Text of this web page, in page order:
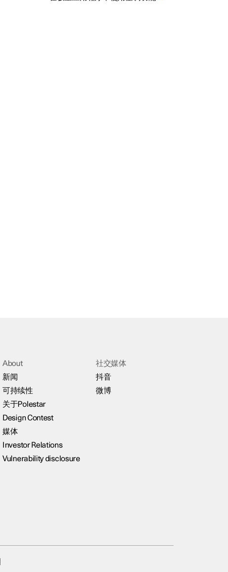
About
新闻
可持续性
关于Polestar
Design Contest
媒体
Investor Relations
Vulnerability disclosure
社交媒体
抖音
微博